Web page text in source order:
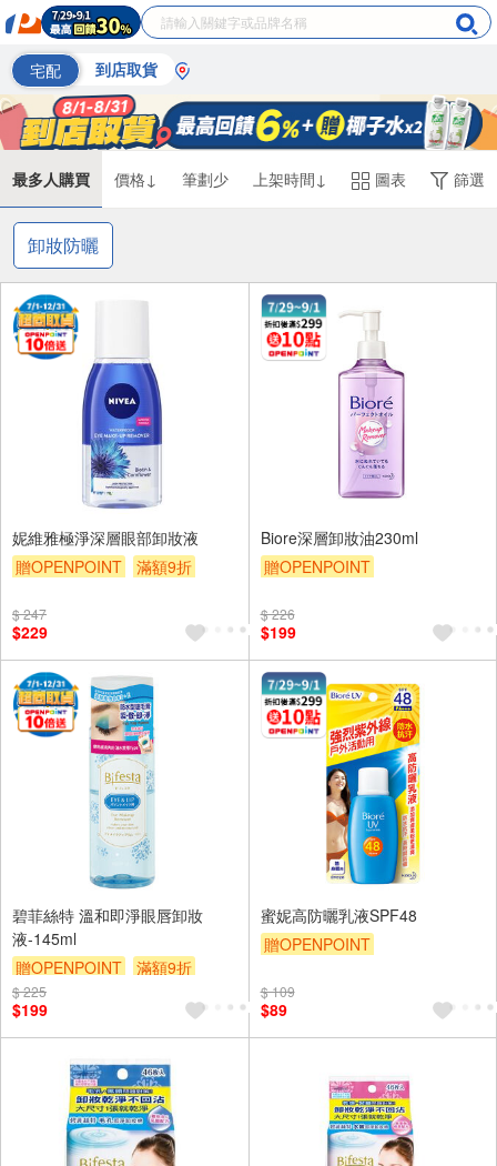
宅配 到店取貨
最多人購買 價格↓ 筆劃少 上架時間↓ 圖表 篩選
卸妝防曬
妮維雅極淨深層眼部卸妝液
贈OPENPOINT
滿額9折
$ 247
$229
Biore深層卸妝油230ml
贈OPENPOINT
贈$200
$ 226
$199
碧菲絲特 溫和即淨眼唇卸妝
液-145ml
贈OPENPOINT
滿額9折
贈$200
$ 225
$199
蜜妮高防曬乳液SPF48
贈OPENPOINT
贈$200
$ 109
$89